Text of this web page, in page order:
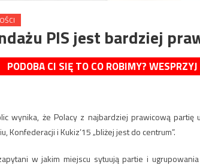
PIS jest bardziej
PODOBA CI SIĘ TO CO ROBIMY?
wynika, że Polacy z najbardziej prawicową
Konfederacji i Kukiz’15 „bliżej jest do centrum”.
w jakim miejscu sytuują partie i